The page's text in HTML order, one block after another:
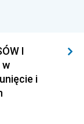
I
w
i